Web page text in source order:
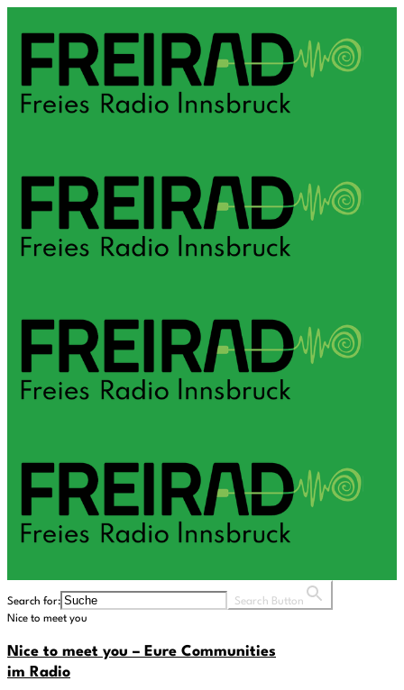
Search for:
Search Button
Nice to meet you
Nice to meet you – Eure Communities
im Radio